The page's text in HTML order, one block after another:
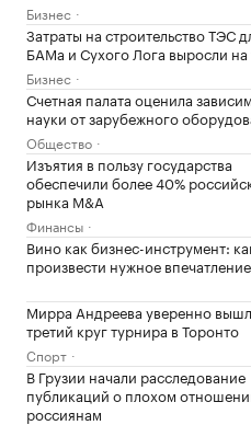
Бизнес
Затраты на строительство ТЭС
БАМа и Сухого Лога выросли на
Бизнес
Счетная палата оценила
науки от зарубежного
Общество
Изъятия в пользу государства
обеспечили более 40%
рынка M&A
Финансы
Вино как бизнес-инструмент:
произвести нужное
Мирра Андреева уверенно
третий круг турнира в Торонто
Спорт
В Грузии начали расследование
публикаций о плохом
россиянам